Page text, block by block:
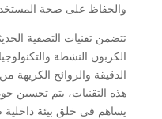
والحفاظ على صحة
الكربون النشطة
الدقيقة والروائح الكريهة
هذه التقنيات، يتم تحسين
يساهم في خلق بيئة